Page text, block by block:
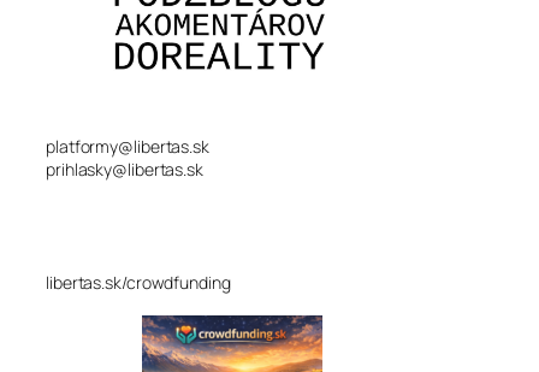
platformy@libertas.sk
prihlasky@libertas.sk
libertas.sk/crowdfunding